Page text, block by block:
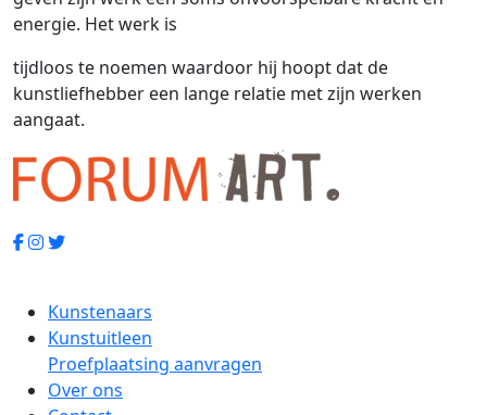
energie. Het werk is
tijdloos te noemen waardoor hij hoopt dat de
kunstliefhebber een lange relatie met zijn werken
aangaat.
Kunstenaars
Kunstuitleen
Proefplaatsing aanvragen
Over ons